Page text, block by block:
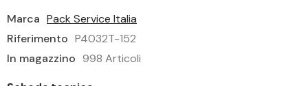
Marca Pack Service Italia
Riferimento P4032T-152
In magazzino 998 Articoli